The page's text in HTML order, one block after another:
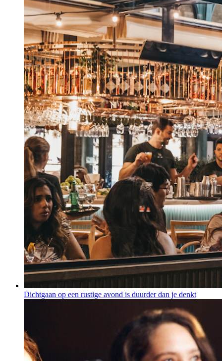
Dichtgaan op een rustige avond is duurder dan je denkt